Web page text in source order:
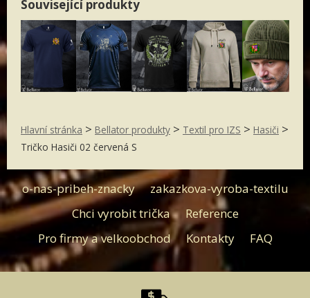
Související produkty
Hlavní stránka > Bellator produkty > Textil pro IZS > Hasiči >
Tričko Hasiči 02 červená S
o-nas-pribeh-znacky
zakazkova-vyroba-textilu
Chci vyrobit trička
Reference
Pro firmy a velkoobchod
Kontakty FAQ